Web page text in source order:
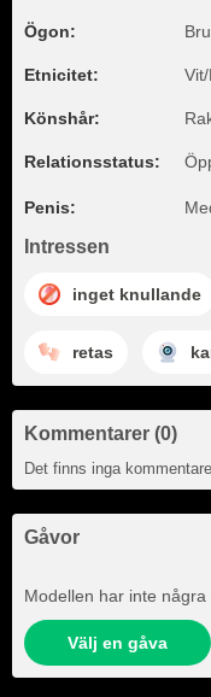
Ögon:
Etnicitet:
Könshår:
Relationsstatus:
Penis:
Intressen
inget knullande
retas
Kommentarer (0)
Det finns inga
Gåvor
Modellen har inte
Välj en gåva